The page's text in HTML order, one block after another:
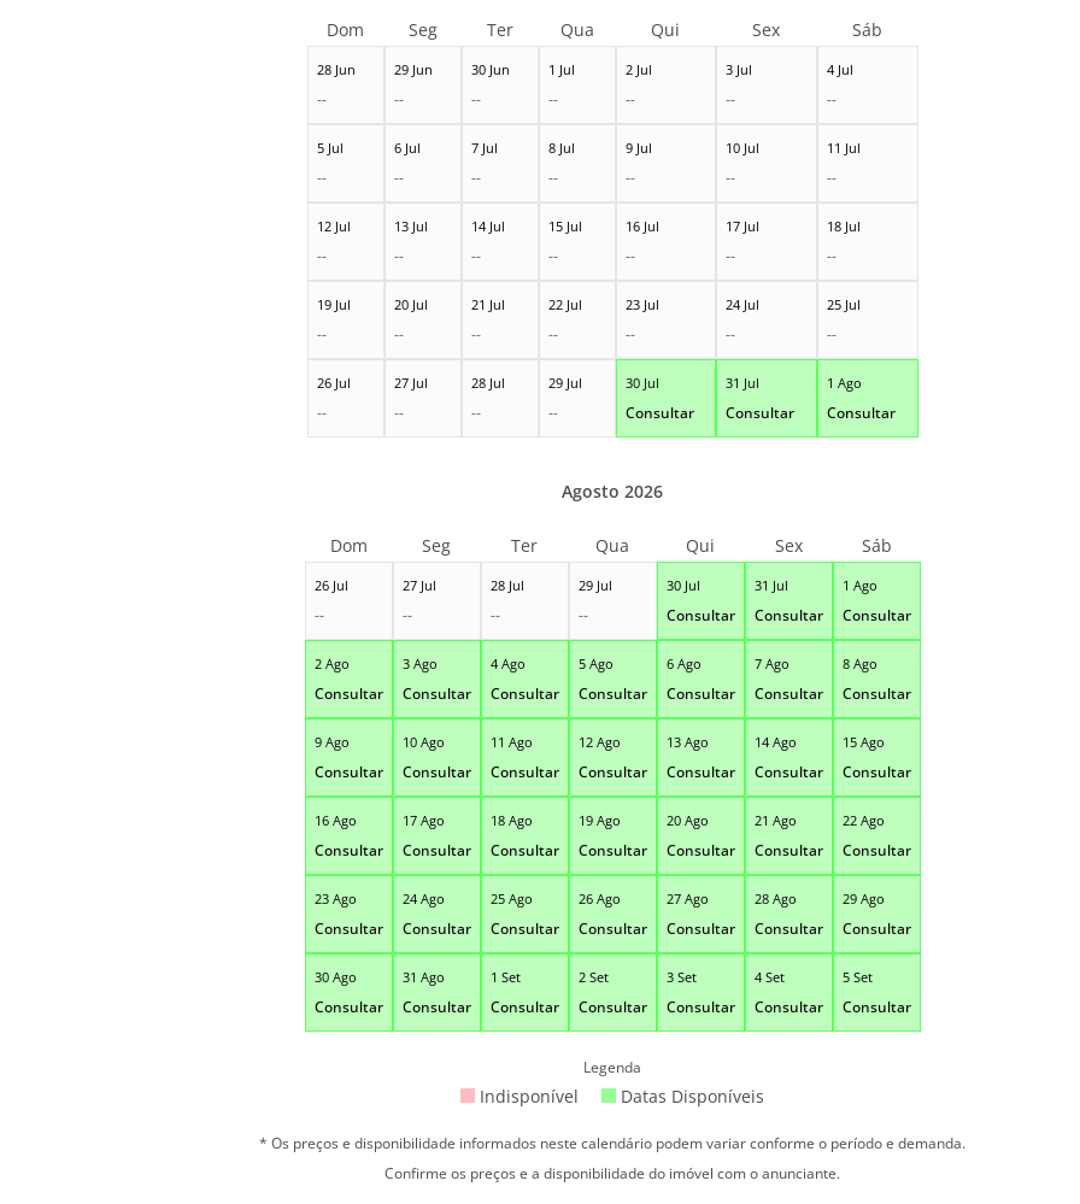
28 Jun
--
29 Jun
--
30 Jun
--
1 Jul
--
2 Jul
--
3 Jul
--
4 Jul
--
5 Jul
--
6 Jul
--
7 Jul
--
8 Jul
--
9 Jul
--
10 Jul
--
11 Jul
--
12 Jul
--
13 Jul
--
14 Jul
--
15 Jul
--
16 Jul
--
17 Jul
--
18 Jul
--
19 Jul
--
20 Jul
--
21 Jul
--
22 Jul
--
23 Jul
--
24 Jul
--
25 Jul
--
26 Jul
--
27 Jul
--
28 Jul
--
29 Jul
--
30 Jul
Consultar
31 Jul
Consultar
1 Ago
Consultar
Dom Seg Ter Qua Qui Sex Sáb
26 Jul
--
27 Jul
--
28 Jul
--
29 Jul
--
30 Jul
Consultar
31 Jul
Consultar
1 Ago
Consultar
2 Ago
Consultar
3 Ago
Consultar
4 Ago
Consultar
5 Ago
Consultar
6 Ago
Consultar
7 Ago
Consultar
8 Ago
Consultar
9 Ago
Consultar
10 Ago
Consultar
11 Ago
Consultar
12 Ago
Consultar
13 Ago
Consultar
14 Ago
Consultar
15 Ago
Consultar
16 Ago
Consultar
17 Ago
Consultar
18 Ago
Consultar
19 Ago
Consultar
20 Ago
Consultar
21 Ago
Consultar
22 Ago
Consultar
23 Ago
Consultar
24 Ago
Consultar
25 Ago
Consultar
26 Ago
Consultar
27 Ago
Consultar
28 Ago
Consultar
29 Ago
Consultar
30 Ago
Consultar
31 Ago
Consultar
1 Set
Consultar
2 Set
Consultar
3 Set
Consultar
4 Set
Consultar
5 Set
Consultar
Agosto 2026
Dom Seg Ter Qua Qui Sex Sáb
Legenda
Indisponível Datas Disponíveis
* Os preços e disponibilidade informados neste calendário podem variar conforme o período e demanda.
Confirme os preços e a disponibilidade do imóvel com o anunciante.